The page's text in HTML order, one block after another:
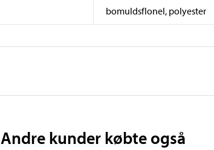
bomuldsflonel, polyester
Andre kunder købte også